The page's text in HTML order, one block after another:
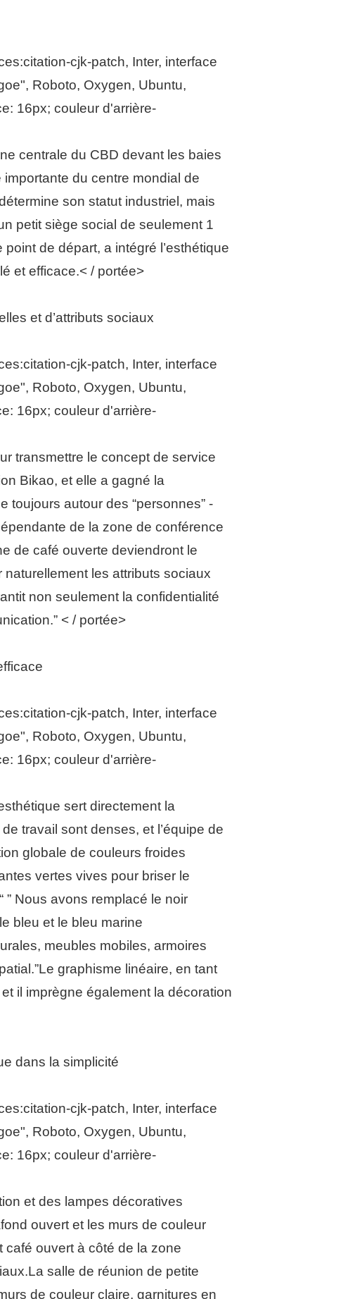
cjk-patch, Inter, interface
Roboto, Oxygen, Ubuntu,
16px; couleur d'arrière-
centrale du CBD devant les baies
du centre mondial de
son statut industriel, mais
petit siège social de seulement 1
de départ, a intégré l’esthétique
et efficace.< / portée>
et d’attributs sociaux
cjk-patch, Inter, interface
Roboto, Oxygen, Ubuntu,
16px; couleur d'arrière-
transmettre le concept de service
Bikao, et elle a gagné la
autour des “personnes” -
de la zone de conférence
de café ouverte deviendront le
naturellement les attributs sociaux
non seulement la confidentialité
< / portée>
cjk-patch, Inter, interface
Roboto, Oxygen, Ubuntu,
16px; couleur d'arrière-
sert directement la
travail sont denses, et l’équipe de
globale de couleurs froides
vertes vives pour briser le
Nous avons remplacé le noir
bleu et le bleu marine
meubles mobiles, armoires
graphisme linéaire, en tant
il imprègne également la décoration
dans la simplicité
cjk-patch, Inter, interface
Roboto, Oxygen, Ubuntu,
16px; couleur d'arrière-
et des lampes décoratives
ouvert et les murs de couleur
café ouvert à côté de la zone
salle de réunion de petite
de couleur claire, garnitures en